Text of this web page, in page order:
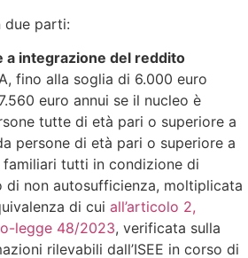
due parti:
a integrazione del reddito
fino alla soglia di 6.000 euro
euro annui se il nucleo è
tutte di età pari o superiore a
persone di età pari o superiore a
familiari tutti in condizione di
di non autosufficienza, moltiplicata
di cui all’articolo 2,
legge 48/2023, verificata sulla
rilevabili dall’ISEE in corso di